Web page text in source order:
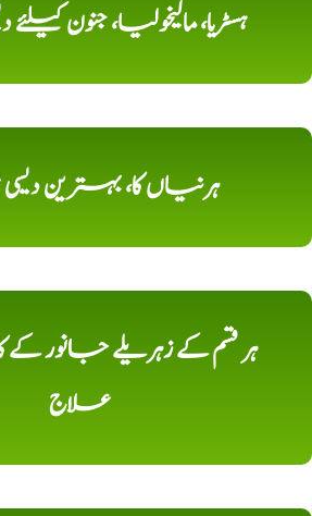
ہسٹریا، مالیخولیا، جنون
ہرنیاں کا، بہترین
ہر قسم کے زہریلے جانور کے
علاج